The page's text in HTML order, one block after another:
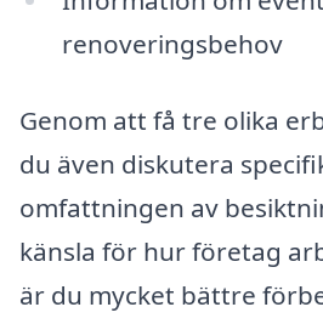
renoveringsbehov
Genom att få tre olika
du även diskutera
omfattningen av
känsla för hur företag
är du mycket bättre